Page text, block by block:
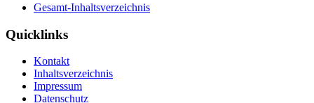
Gesamt-Inhaltsverzeichnis
Quicklinks
Kontakt
Inhaltsverzeichnis
Impressum
Datenschutz